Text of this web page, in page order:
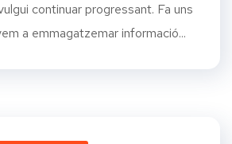
continuar progressant. Fa uns
a emmagatzemar informació...